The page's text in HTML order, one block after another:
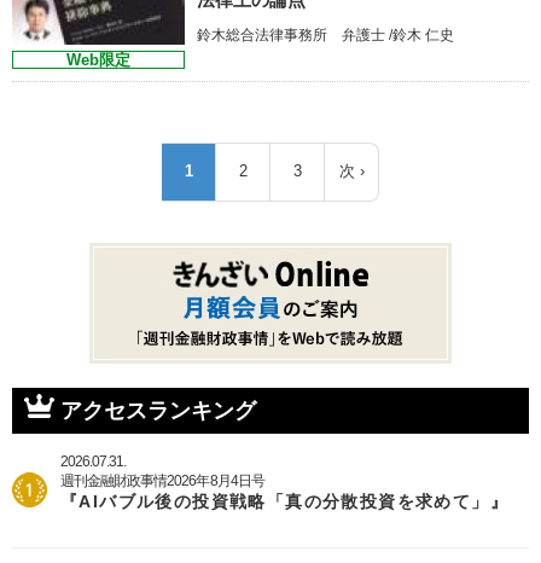
Web限定
鈴木総合法律事務所 弁護士 /鈴木 仁史
ト
ペ
ー
ジ
1
2
3
ジ
次 ›
アクセスランキング
2026.07.31.
週刊金融財政事情2026年8月4日号
『AIバブル後の投資戦略「真の分散投資を求めて」』